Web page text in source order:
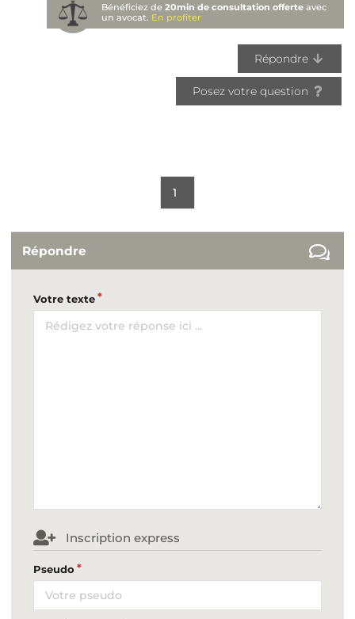
Bénéficiez de20min de consultation offerte avec
un avocat. En profiter
Répondre
Posez votre question
1
Répondre
Votre texte
Inscription express
Pseudo